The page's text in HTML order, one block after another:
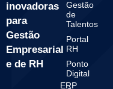
inovadoras
para
Gestão
Empresarial
e de RH
Gestão
de
Talentos
Portal
RH
Ponto
Digital
ERP